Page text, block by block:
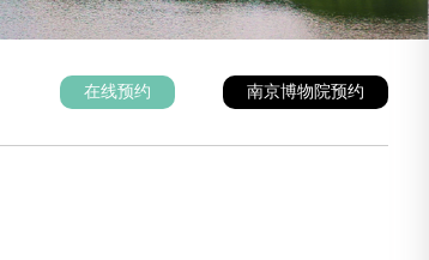
南京博物院预约
在线预约